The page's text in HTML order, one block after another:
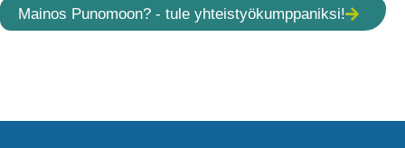
Mainos Punomoon? - tule yhteistyökumppaniksi!